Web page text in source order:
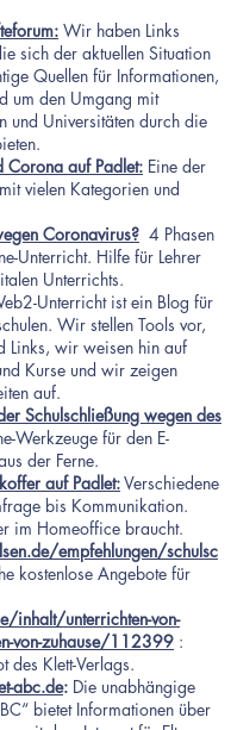
Wir haben Links
sich der aktuellen Situation
Quellen für Informationen,
um den Umgang mit
und Universitäten durch die
Corona auf Padlet: Eine der
vielen Kategorien und
Coronavirus? 4 Phasen
Unterricht. Hilfe für Lehrer
Unterrichts.
Unterricht ist ein Blog für
Wir stellen Tools vor,
Links, wir weisen hin auf
Kurse und wir zeigen
auf.
Schulschließung wegen des
Werkzeuge für den E-
der Ferne.
auf Padlet:Verschiedene
bis Kommunikation.
im Homeoffice braucht.
empfehlungen/schulsc
kostenlose Angebote für
inhalt/unterrichten-von-
von-zuhause/112399 :
des Klett-Verlags.
abc.de: Die unabhängige
bietet Informationen über